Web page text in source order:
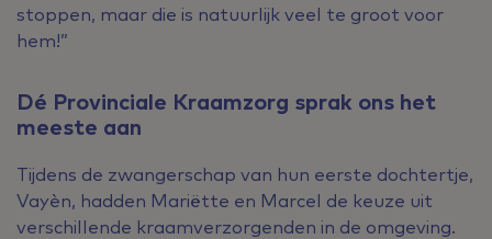
stoppen, maar die is natuurlijk veel te groot voor
hem!”
Dé Provinciale Kraamzorg sprak ons het
meeste aan
Tijdens de zwangerschap van hun eerste dochtertje,
Vayèn, hadden Mariëtte en Marcel de keuze uit
verschillende kraamverzorgenden in de omgeving.